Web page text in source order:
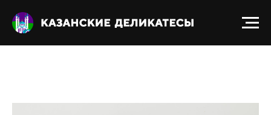
Получить прайс-лист